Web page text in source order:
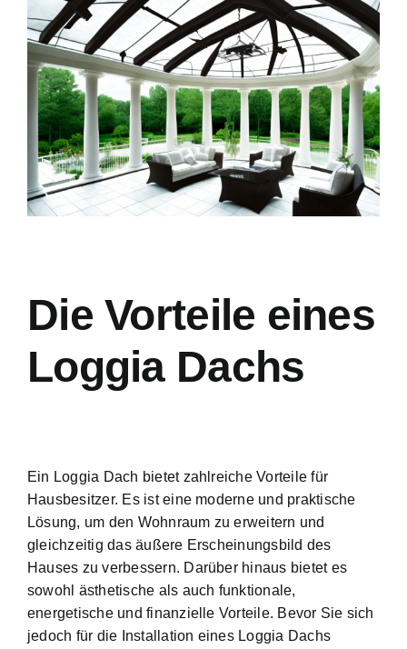
grösseres
Bild
Die Vorteile eines
Loggia Dachs
Ein Loggia Dach bietet zahlreiche Vorteile für
Hausbesitzer. Es ist eine moderne und praktische
Lösung, um den Wohnraum zu erweitern und
gleichzeitig das äußere Erscheinungsbild des
Hauses zu verbessern. Darüber hinaus bietet es
sowohl ästhetische als auch funktionale,
energetische und finanzielle Vorteile. Bevor Sie sich
jedoch für die Installation eines Loggia Dachs